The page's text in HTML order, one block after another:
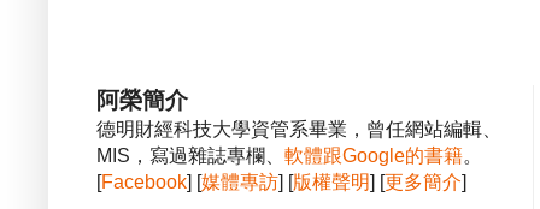
阿榮簡介
德明財經科技大學資管系畢業，曾任網站編輯、
MIS，寫過雜誌專欄、 軟體跟Google的書籍。
[Facebook] [媒體專訪] [版權聲明] [更多簡介]